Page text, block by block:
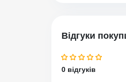
Відгуки
0 відгуків